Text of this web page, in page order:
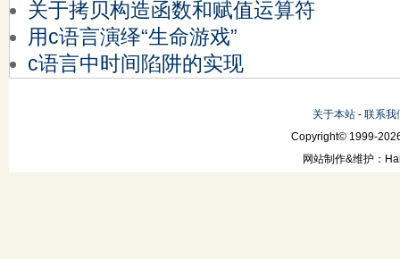
关于拷贝构造函数和赋值运算符
用c语言演绎“生命游戏”
c语言中时间陷阱的实现
关于本站 - 联系我
Copyright© 1999-
网站制作&维护：